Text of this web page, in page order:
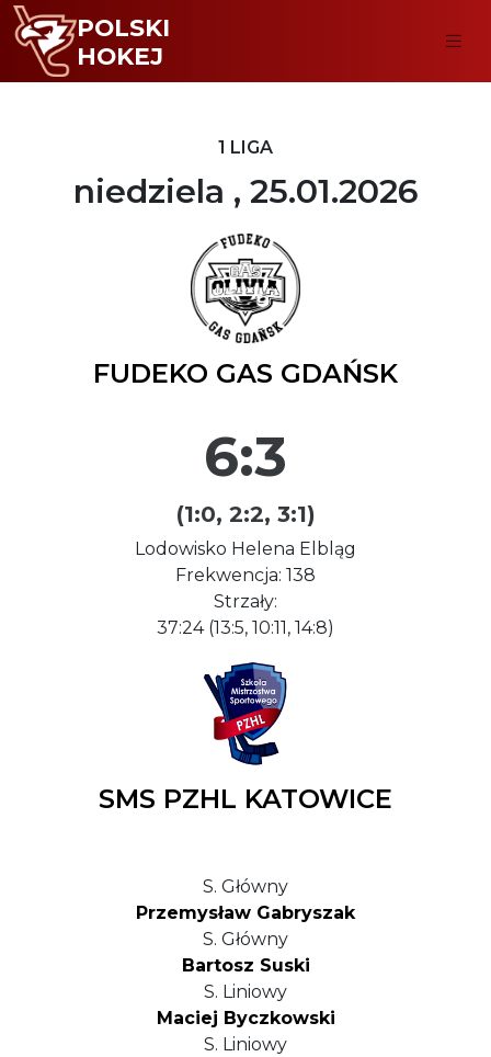
POLSKI
HOKEJ
1 LIGA
niedziela , 25.01.2026
FUDEKO GAS GDAŃSK
6:3
(1:0, 2:2, 3:1)
Lodowisko Helena Elbląg
Frekwencja: 138
Strzały:
37:24 (13:5, 10:11, 14:8)
SMS PZHL KATOWICE
S. Główny
Przemysław Gabryszak
S. Główny
Bartosz Suski
S. Liniowy
Maciej Byczkowski
S. Liniowy